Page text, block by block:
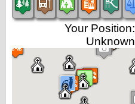
Your Position:
Unknown